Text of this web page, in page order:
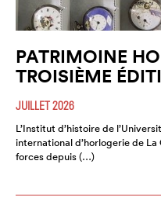
PATRIMOINE
TROISIÈME
JUILLET 2026
L’Institut d’histoire de
international d’horlogerie de
forces depuis (…)